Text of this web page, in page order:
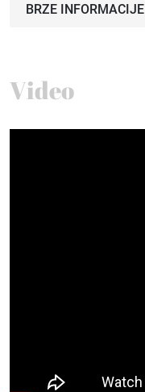
BRZE INFORMACIJE
Video